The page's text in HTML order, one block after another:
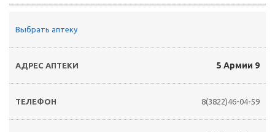
Выбрать аптеку
5 Армии 9
8(3822)46-04-59